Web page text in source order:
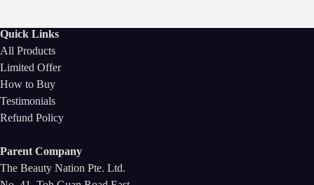
Quick Links
All Products
Limited Offer
How to Buy
Testimonials
Refund Policy
Parent Company
The Beauty Nation Pte. Ltd.